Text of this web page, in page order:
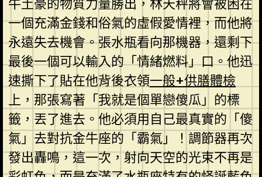
牛土豪的物質力量勝出，林天秤將會被困在
一個充滿金錢和俗氣的虛假愛情裡，而他將
永遠失去機會。張水瓶看向那機器，還剩下
最後一個可以輸入的「情緒燃料」口。他迅
速撕下了貼在他背後衣領一般+供膳體檢
上，那張寫著「我就是個單戀傻瓜」的標
籤，丟了進去。他必須用自己最真實的「傻
氣」去對抗金牛座的「霸氣」！調節器再次
發出轟鳴，這一次，射向天空的光束不再是